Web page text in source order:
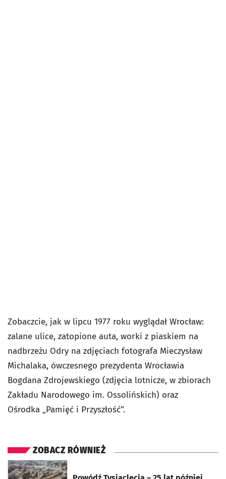
Zobaczcie, jak w lipcu 1977 roku wyglądał Wrocław:
zalane ulice, zatopione auta, worki z piaskiem na
nadbrzeżu Odry na zdjęciach fotografa Mieczysław
Michalaka, ówczesnego prezydenta Wrocławia
Bogdana Zdrojewskiego (zdjęcia lotnicze, w zbiorach
Zakładu Narodowego im. Ossolińskich) oraz
Ośrodka „Pamięć i Przyszłość”.
ZOBACZ RÓWNIEŻ
otworzy się w nowej karcie